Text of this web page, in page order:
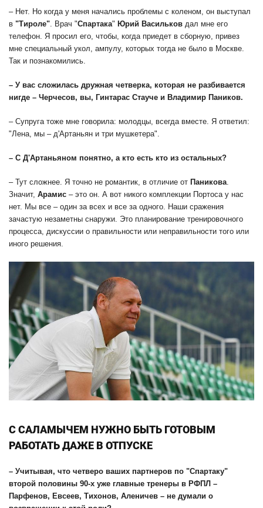
– Нет. Но когда у меня начались проблемы с коленом, он выступал
в "Тироле". Врач "Спартака" Юрий Васильков дал мне его
телефон. Я просил его, чтобы, когда приедет в сборную, привез
мне специальный укол, ампулу, которых тогда не было в Москве.
Так и познакомились.
– У вас сложилась дружная четверка, которая не разбивается
нигде – Черчесов, вы, Гинтарас Стауче и Владимир Паников.
– Супруга тоже мне говорила: молодцы, всегда вместе. Я ответил:
"Лена, мы – д'Артаньян и три мушкетера".
– С Д'Артаньяном понятно, а кто есть кто из остальных?
– Тут сложнее. Я точно не романтик, в отличие от Паникова.
Значит, Арамис – это он. А вот никого комплекции Портоса у нас
нет. Мы все – один за всех и все за одного. Наши сражения
зачастую незаметны снаружи. Это планирование тренировочного
процесса, дискуссии о правильности или неправильности того или
иного решения.
С САЛАМЫЧЕМ НУЖНО БЫТЬ ГОТОВЫМ
РАБОТАТЬ ДАЖЕ В ОТПУСКЕ
– Учитывая, что четверо ваших партнеров по "Спартаку"
второй половины 90-х уже главные тренеры в РФПЛ –
Парфенов, Евсеев, Тихонов, Аленичев – не думали о